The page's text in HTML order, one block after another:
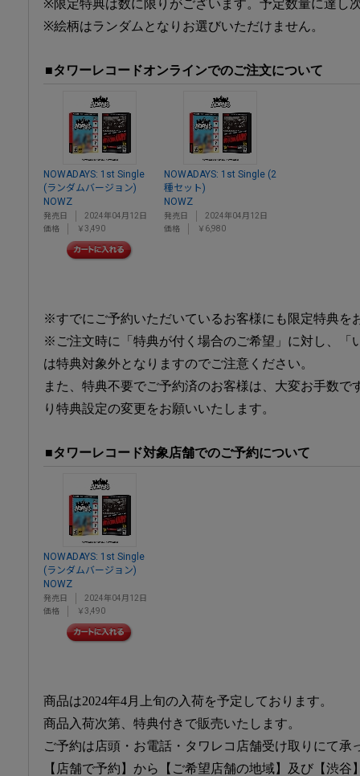
※限定特典は数に限りがございます。予定数量に達し
※絵柄はランダムとなりお選びいただけません。
■タワーレコードオンラインでのご注文について
NOWADAYS: 1st Single
(ランダムバージョン)
NOWZ
発売日
2024年04月12日
価格
￥3,490
NOWADAYS: 1st Single (2
種セット)
NOWZ
発売日
2024年04月12日
価格
￥6,980
※すでにご予約いただいているお客様にも限定特典を
※ご注文時に「特典が付く場合のご希望」に対し、「
は特典対象外となりますのでご注意ください。
また、特典不要でご予約済のお客様は、大変お手数で
り特典設定の変更をお願いいたします。
■タワーレコード対象店舗でのご予約について
NOWADAYS: 1st Single
(ランダムバージョン)
NOWZ
発売日
2024年04月12日
価格
￥3,490
商品は2024年4月上旬の入荷を予定しております。
商品入荷次第、特典付きで販売いたします。
ご予約は店頭・お電話・タワレコ店舗受け取りにて承
【店舗で予約】から【ご希望店舗の地域】及び【渋谷